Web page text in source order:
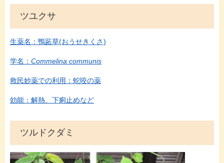
ツユクサ
生薬名：鴨跖草(おうせきくさ)
学名： Commelina communis
救民妙薬での利用：蛇咬の薬
効能：解熱、下痢止めなど
ツルドクダミ